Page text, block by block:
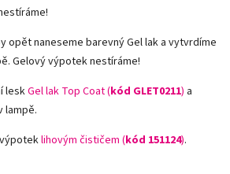
opět naneseme barevný Gel lak a vytvrdíme
Gelový výpotek nestíráme!
leskGel lak Top Coat (kód GLET0211) a
lampě.
lihovým čističem (kód 151124).